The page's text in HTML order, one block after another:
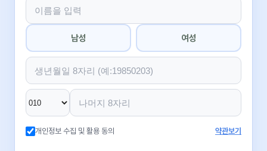
남성 여성
개인정보 수집 및 활용 동의 약관보기